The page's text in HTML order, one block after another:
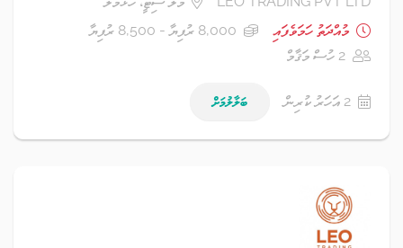
މުއްދަތު ހަމަވެފައި
8,000 ރުފިޔާ - 8,500 ރުފިޔާ
2 ހުސް މަޤާމް
2 އަހަރު ކުރިން ބަލާލުމަށް